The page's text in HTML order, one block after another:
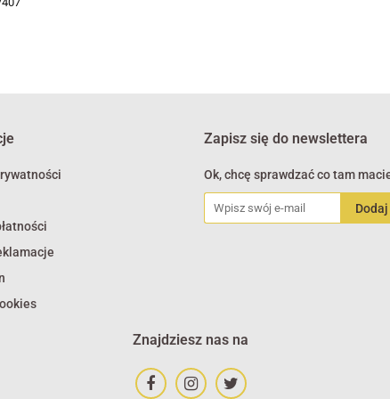
Zapisz się do newslettera
Ok, chcę sprawdzać co tam
Znajdziesz nas na